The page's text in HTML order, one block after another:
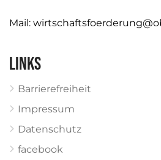
Mail:
Links
Barrierefreiheit
Impressum
Datenschutz
facebook